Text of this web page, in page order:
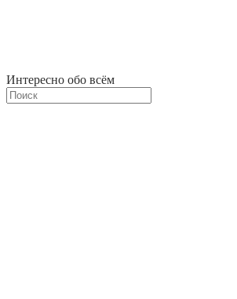
Интересно обо всём